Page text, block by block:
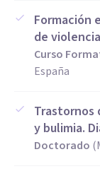
Formación
de
Curso
España
Trastornos
y bulimia.
Doctorado